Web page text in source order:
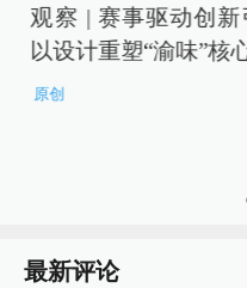
观察 | 赛事驱动创
以设计重塑“渝味”核
原创
最新评论